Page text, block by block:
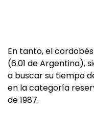
En tanto, el cordobés
(6.01 de Argentina),
a buscar su tiempo
en la categoría
de 1987.